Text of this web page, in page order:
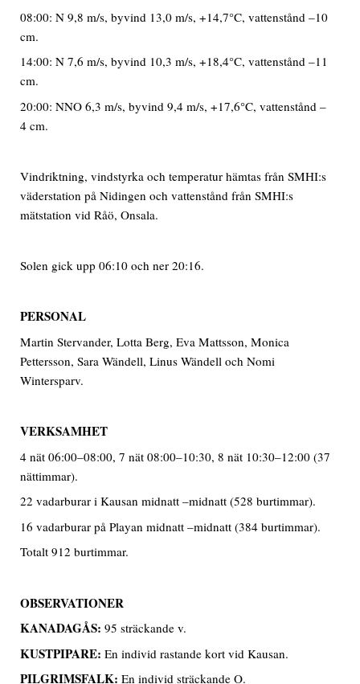
08:00: N 9,8 m/s, byvind 13,0 m/s, +14,7°C, vattenstånd –10
cm.
14:00: N 7,6 m/s, byvind 10,3 m/s, +18,4°C, vattenstånd –11
cm.
20:00: NNO 6,3 m/s, byvind 9,4 m/s, +17,6°C, vattenstånd –
4 cm.
Vindriktning, vindstyrka och temperatur hämtas från SMHI:s
väderstation på Nidingen och vattenstånd från SMHI:s
mätstation vid Råö, Onsala.
Solen gick upp 06:10 och ner 20:16.
PERSONAL
Martin Stervander, Lotta Berg, Eva Mattsson, Monica
Pettersson, Sara Wändell, Linus Wändell och Nomi
Wintersparv.
VERKSAMHET
4 nät 06:00–08:00, 7 nät 08:00–10:30, 8 nät 10:30–12:00 (37
nättimmar).
22 vadarburar i Kausan midnatt –midnatt (528 burtimmar).
16 vadarburar på Playan midnatt –midnatt (384 burtimmar).
Totalt 912 burtimmar.
OBSERVATIONER
KANADAGÅS: 95 sträckande v.
KUSTPIPARE: En individ rastande kort vid Kausan.
PILGRIMSFALK: En individ sträckande O.